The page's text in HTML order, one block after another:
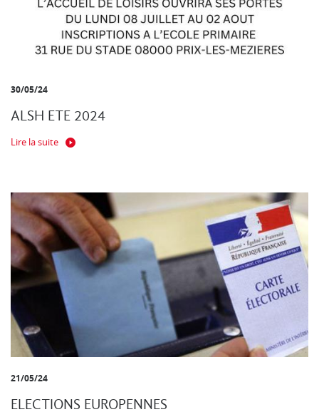
30/05/24
ALSH ETE 2024
Lire la suite
21/05/24
ELECTIONS EUROPENNES